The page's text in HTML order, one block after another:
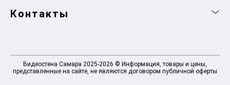
Контакты
Видеостена Самара 2025-2026 © Информация, товары и цены,
представленные на сайте, не являются договором публичной оферты